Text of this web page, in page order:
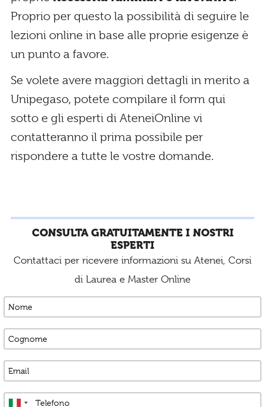
Proprio per questo la possibilità di seguire le
lezioni online in base alle proprie esigenze è
un punto a favore.
Se volete avere maggiori dettagli in merito a
Unipegaso, potete compilare il form qui
sotto e gli esperti di AteneiOnline vi
contatteranno il prima possibile per
rispondere a tutte le vostre domande.
CONSULTA GRATUITAMENTE I NOSTRI
ESPERTI
Contattaci per ricevere informazioni su Atenei, Corsi
di Laurea e Master Online